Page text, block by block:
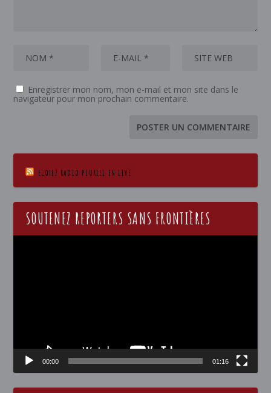
Enregistrer mon nom, mon e-mail et mon site dans le
navigateur pour mon prochain commentaire.
ECOTEZ RADIO PLURIEL EN LIVE
SOUTENEZ REPORTERS SANS FRONTIÈRES
00:00 01:16